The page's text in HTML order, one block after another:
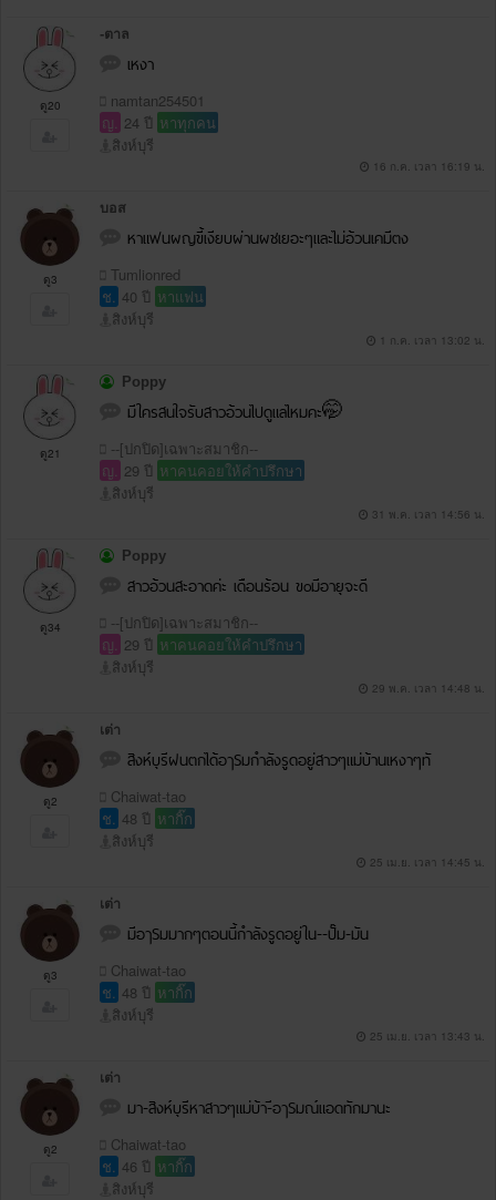
ดู20
-ตาล
เหงา
namtan254501
ญ. 24 ปี หาทุกคน
สิงห์บุรี
16 ก.ค. เวลา 16:19 น.
ดู3
บอส
หาแฟนผญขี้เงียบผ่านผชเยอะๆและไม่อ้วนเคมีตง
Tumlionred
ช. 40 ปี หาแฟน
สิงห์บุรี
1 ก.ค. เวลา 13:02 น.
ดู21
Poppy
มีใครสนใจรับสาวอ้วนไปดูแลไหมคะ🤭
--[ปกปิด]เฉพาะสมาชิก--
ญ. 29 ปี หาคนคอยให้คำปรึกษา
สิงห์บุรี
31 พ.ค. เวลา 14:56 น.
ดู34
Poppy
สาวอ้วนสะอาดค่ะ เดือนร้อน ขoมีอายุจะดี
--[ปกปิด]เฉพาะสมาชิก--
ญ. 29 ปี หาคนคอยให้คำปรึกษา
สิงห์บุรี
29 พ.ค. เวลา 14:48 น.
ดู2
เต่า
สิงห์บุรีฝนตกได้อๅSมกำลังรูดอยู่สาวๆแม่บ้านเหงาๆทั
Chaiwat-tao
ช. 48 ปี หากิ๊ก
สิงห์บุรี
25 เม.ย. เวลา 14:45 น.
ดู3
เต่า
มีอๅSมมากๆตอนนี้กำลังรูดอยู่ใน--ปั๊ม-มัน
Chaiwat-tao
ช. 48 ปี หากิ๊ก
สิงห์บุรี
25 เม.ย. เวลา 13:43 น.
ดู2
เต่า
มา-สิงห์บุรีหาสาวๆแม่บ้า-ีอๅSมณ์แอดทักมานะ
Chaiwat-tao
ช. 46 ปี หากิ๊ก
สิงห์บุรี